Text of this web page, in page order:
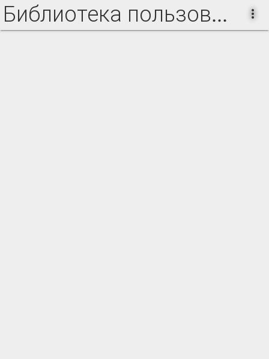
Библиотека пользователя Tberestova